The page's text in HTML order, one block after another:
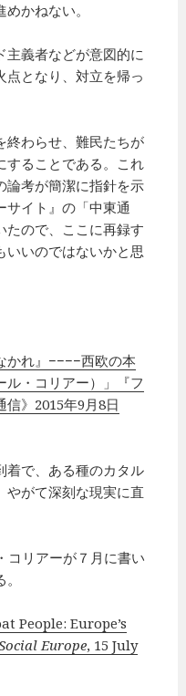
かねない。
主義者などが意図的に
点となり、対立を帰っ
終わらせ、難民たちが
することである。これ
論考が簡潔に指針を示
サイト』の「中東通
たので、ここに再録す
いいのではないかと思
かれ』−−−−西欧の本
ル・コリアー）」『フ
信》2015年9月8日
着で、ある種のカタル
やがて深刻な現実に直
コリアーが７月に書い
People: Europe’s
Europe, 15 July